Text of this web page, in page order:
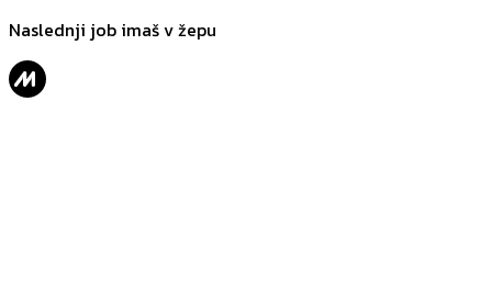
Naslednji job imaš v žepu